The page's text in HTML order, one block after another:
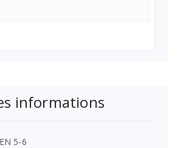
informations
5-6